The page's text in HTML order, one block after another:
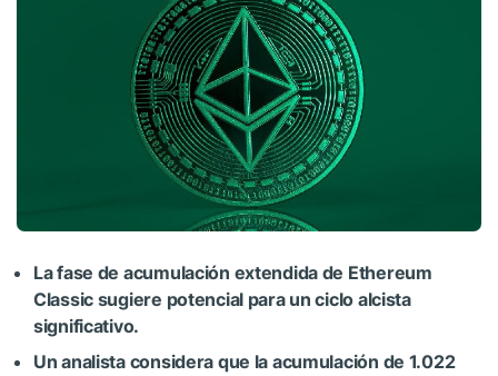
La fase de acumulación extendida de Ethereum
Classic sugiere potencial para un ciclo alcista
significativo.
Un analista considera que la acumulación de 1.022